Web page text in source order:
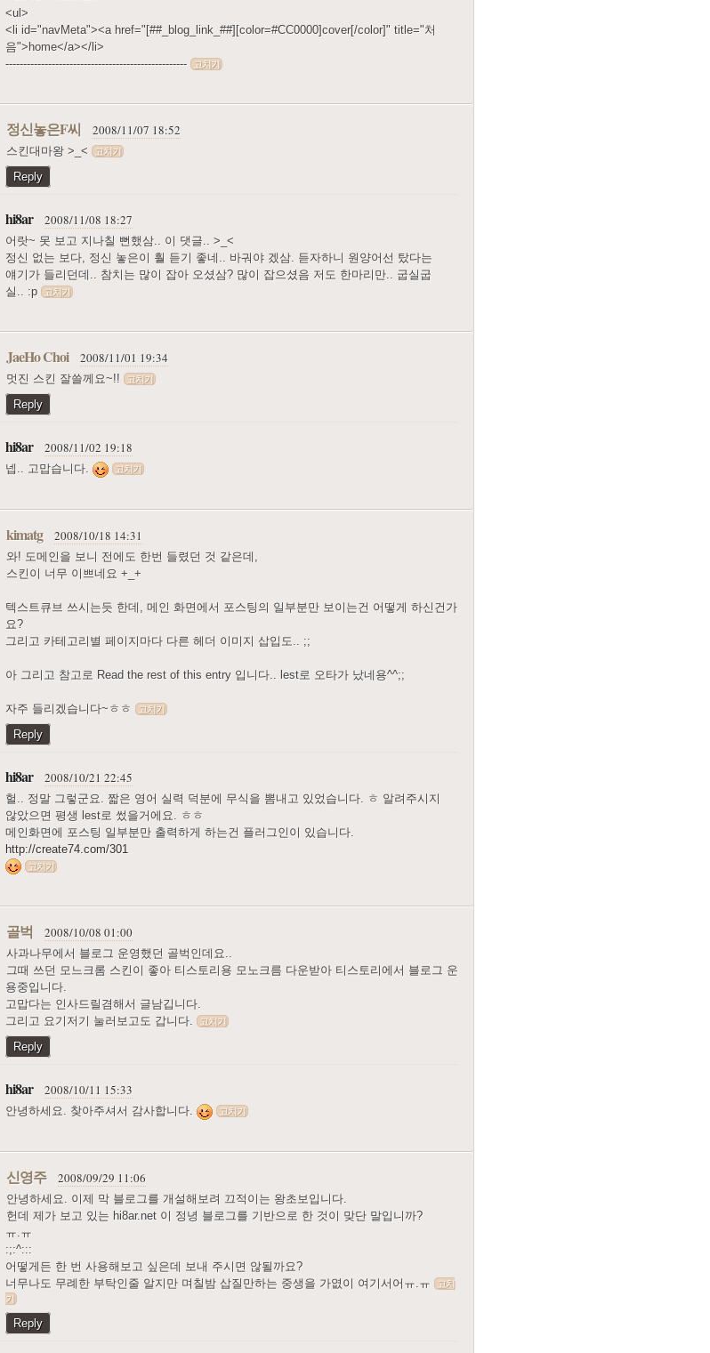
<ul>
<li id="navMeta"><a href="[##_blog_link_##][color=#CC0000]cover[/color]" title="처
음">home</a></li>
---------------------------------------------------
고치기
정신놓은F씨 2008/11/07 18:52
스킨대마왕 >_< 고치기
Reply
hi8ar 2008/11/08 18:27
어랏~ 못 보고 지나칠 뻔했삼.. 이 댓글.. >_<
정신 없는 보다, 정신 놓은이 훨 듣기 좋네.. 바궈야 겠삼. 듣자하니 원양어선 탔다는
얘기가 들리던데.. 참치는 많이 잡아 오셨삼? 많이 잡으셨음 저도 한마리만.. 굽실굽
실.. :p
고치기
JaeHo Choi 2008/11/01 19:34
멋진 스킨 잘쓸께요~!! 고치기
Reply
hi8ar 2008/11/02 19:18
넵.. 고맙습니다. 고치기
kimatg 2008/10/18 14:31
와! 도메인을 보니 전에도 한번 들렸던 것 같은데,
스킨이 너무 이쁘네요 +_+
텍스트큐브 쓰시는듯 한데, 메인 화면에서 포스팅의 일부분만 보이는건 어떻게 하신건가
요?
그리고 카테고리별 페이지마다 다른 헤더 이미지 삽입도.. ;;
아 그리고 참고로 Read the rest of this entry 입니다.. lest로 오타가 났네용^^;;
자주 들리겠습니다~ㅎㅎ 고치기
Reply
hi8ar 2008/10/21 22:45
헐.. 정말 그렇군요. 짧은 영어 실력 덕분에 무식을 뽐내고 있었습니다. ㅎ 알려주시지
않았으면 평생 lest로 썼을거에요. ㅎㅎ
메인화면에 포스팅 일부분만 출력하게 하는건 플러그인이 있습니다.
http://create74.com/301
고치기
골벅 2008/10/08 01:00
사과나무에서 블로그 운영했던 골벅인데요..
그때 쓰던 모느크롬 스킨이 좋아 티스토리용 모노크름 다운받아 티스토리에서 블로그 운
용중입니다.
고맙다는 인사드릴겸해서 글남깁니다.
그리고 요기저기 눌러보고도 갑니다.
고치기
Reply
hi8ar 2008/10/11 15:33
안녕하세요. 찾아주셔서 감사합니다. 고치기
신영주 2008/09/29 11:06
안녕하세요. 이제 막 블로그를 개설해보려 끄적이는 왕초보입니다.
헌데 제가 보고 있는 hi8ar.net 이 정녕 블로그를 기반으로 한 것이 맞단 말입니까?
ㅠ.ㅠ
:;:^:::
어떻게든 한 번 사용해보고 싶은데 보내 주시면 않될까요?
너무나도 무례한 부탁인줄 알지만 며칠밤 삽질만하는 중생을 가엾이 여기서어ㅠ.ㅠ
고치
기
Reply